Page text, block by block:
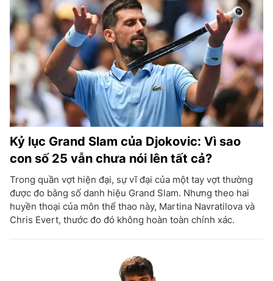
Kỷ lục Grand Slam của Djokovic: Vì sao
con số 25 vẫn chưa nói lên tất cả?
Trong quần vợt hiện đại, sự vĩ đại của một tay vợt thường
được đo bằng số danh hiệu Grand Slam. Nhưng theo hai
huyền thoại của môn thể thao này, Martina Navratilova và
Chris Evert, thước đo đó không hoàn toàn chính xác.